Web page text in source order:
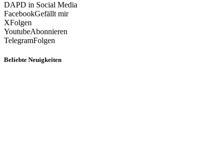
DAPD in Social Media
FacebookGefällt mir
XFolgen
YoutubeAbonnieren
TelegramFolgen
Beliebte Neuigkeiten